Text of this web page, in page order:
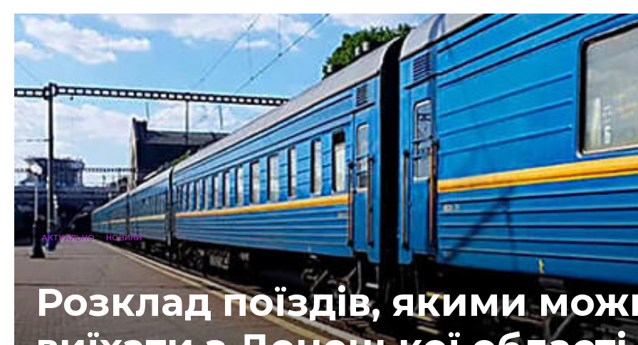
АКТУАЛЬНО НОВИНИ
Розклад поїздів, якими